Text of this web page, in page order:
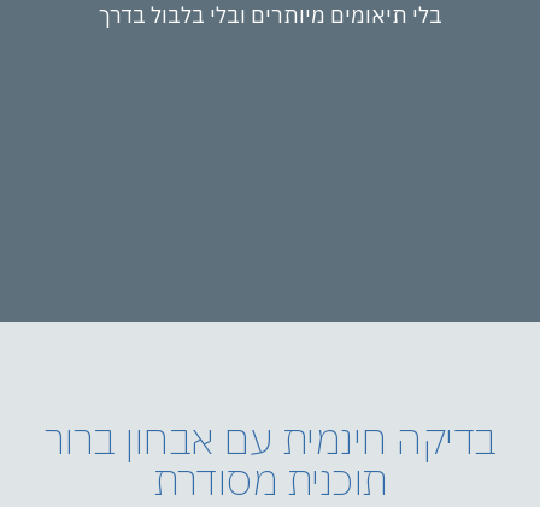
בלי תיאומים מיותרים ובלי בלבול בדרך
בדיקה חינמית עם אבחון ברור
תוכנית מסודרת